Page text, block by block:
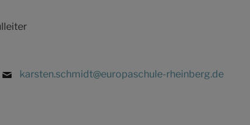
karsten.schmidt@europaschule-rheinberg.de